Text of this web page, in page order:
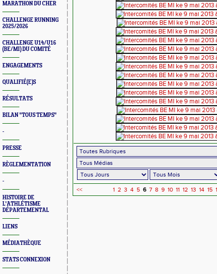
MARATHON DU CHER
CHALLENGE RUNNING
2025/2026
CHALLENGE U14/U16
(BE/MI) DU COMITÉ
ENGAGEMENTS
QUALIFIÉ(E)S
RÉSULTATS
BILAN "TOUS TEMPS"
-
PRESSE
RÈGLEMENTATION
-
HISTOIRE DE
L'ATHLÉTISME
DÉPARTEMENTAL
LIENS
MÉDIATHÈQUE
STATS CONNEXION
<< 1 2 3 4 5 6 7 8 9 10 11 12 13 14 15